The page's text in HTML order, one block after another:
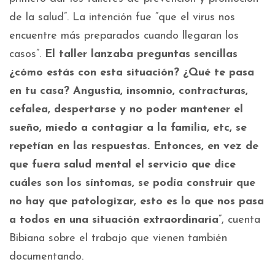
de la salud”. La intención fue “que el virus nos
encuentre más preparados cuando llegaran los
casos”. El taller lanzaba preguntas sencillas
¿cómo estás con esta situación? ¿Qué te pasa
en tu casa? Angustia, insomnio, contracturas,
cefalea, despertarse y no poder mantener el
sueño, miedo a contagiar a la familia, etc, se
repetían en las respuestas. Entonces, en vez de
que fuera salud mental el servicio que dice
cuáles son los síntomas, se podía construir que
no hay que patologizar, esto es lo que nos pasa
a todos en una situación extraordinaria”, cuenta
Bibiana sobre el trabajo que vienen también
documentando.